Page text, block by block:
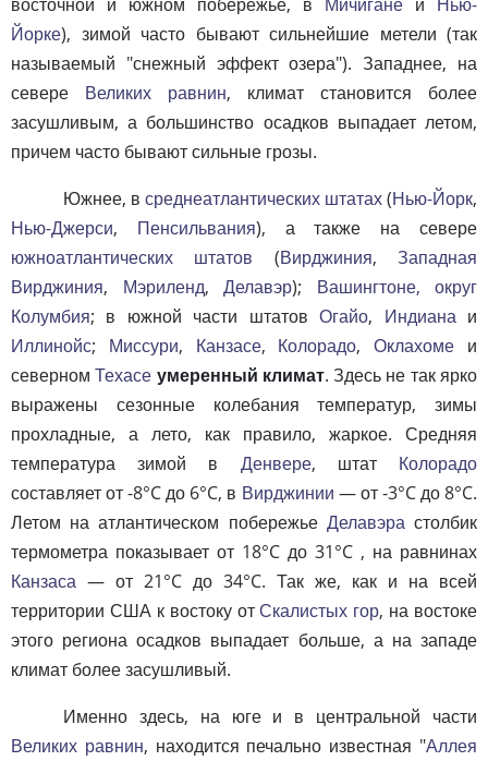
Йорке), зимой часто бывают сильнейшие метели (так
называемый "снежный эффект озера"). Западнее, на
севере Великих равнин, климат становится более
засушливым, а большинство осадков выпадает летом,
причем часто бывают сильные грозы.
Южнее, в среднеатлантических штатах(Нью-Йорк,
Нью-Джерси, Пенсильвания), а также на севере
южноатлантических штатов (Вирджиния,Западная
Вирджиния, Мэриленд, Делавэр); Вашингтоне, округ
Колумбия; в южной части штатовОгайо, Индианаи
Иллинойс; Миссури, Канзасе, Колорадо,Оклахоме и
северномТехасе умеренный климат. Здесь не так ярко
выражены сезонные колебания температур, зимы
прохладные, а лето, как правило, жаркое. Средняя
температура зимой в Денвере, штат Колорадо
составляет от -8°C до 6°C, в Вирджинии — от -3°C до 8°C.
Летом на атлантическом побережье Делавэрастолбик
термометра показывает от 18°C до 31°C , на равнинах
Канзаса — от 21°C до 34°C. Так же, как и на всей
территории США к востоку отСкалистых гор, на востоке
этого региона осадков выпадает больше, а на западе
климат более засушливый.
Именно здесь, на юге и в центральной части
Великих равнин, находится печально известная "Аллея